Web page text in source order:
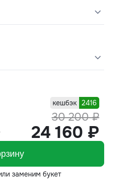
кешбэк 2416
30 200 ₽
24 160 ₽
заменим букет